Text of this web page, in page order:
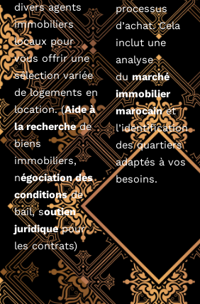
divers agents
immobiliers
locaux pour
vous offrir une
sélection variée
de logements en
location. (Aide à
la recherchede
biens
immobiliers,
négociation des
conditionsde
bail, soutien
juridiquepour
les contrats)
processus
d’achat. Cela
inclut une
analyse
du marché
immobilier
marocainet
l’identification
des quartiers
adaptés à vos
besoins.